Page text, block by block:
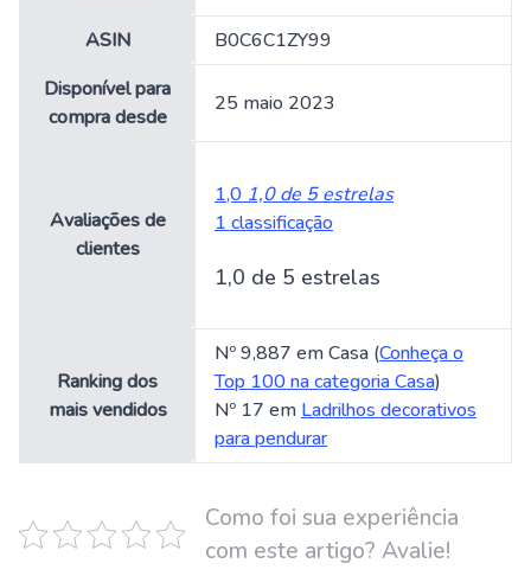
ASIN
B0C6C1ZY99
Disponível para
compra desde
25 maio 2023
Avaliações de
clientes
1,0 1,0 de 5 estrelas
1 classificação
1,0 de 5 estrelas
Ranking dos
mais vendidos
Nº 9,887 em Casa (Conheça o
Top 100 na categoria Casa)
Nº 17 em Ladrilhos decorativos
para pendurar
Como foi sua experiência
com este artigo? Avalie!